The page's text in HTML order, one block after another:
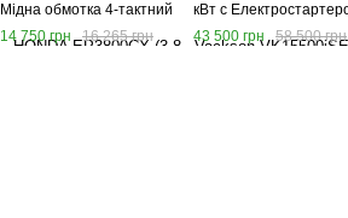
Мідна обмотка 4-тактний
бензогенератор Хонда
14 750 грн 16 265 грн
кВт с
Пультом ДК, тихий
бензиновий генератор
43 500 грн 58 500 грн